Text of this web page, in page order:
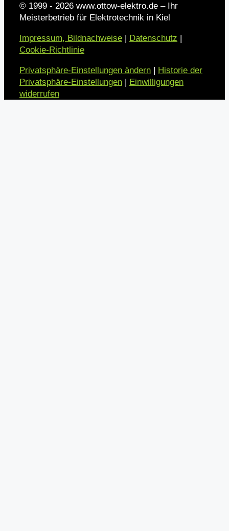
© 1999 - 2026 www.ottow-elektro.de – Ihr
Meisterbetrieb für Elektrotechnik in Kiel
Impressum, Bildnachweise | Datenschutz |
Cookie-Richtlinie
Privatsphäre-Einstellungen ändern | Historie der
Privatsphäre-Einstellungen | Einwilligungen
widerrufen